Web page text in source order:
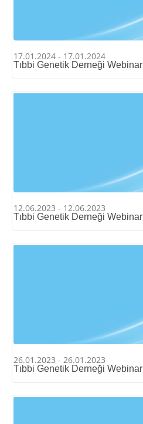
17.01.2024 - 17.01.2024
Tıbbi Genetik Derneği Webinar
12.06.2023 - 12.06.2023
Tıbbi Genetik Derneği Webinar
26.01.2023 - 26.01.2023
Tıbbi Genetik Derneği Webinar